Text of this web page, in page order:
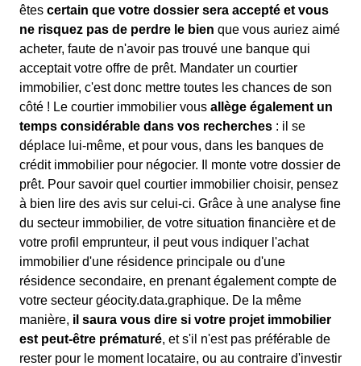
êtes certain que votre dossier sera accepté et vous
ne risquez pas de perdre le bien que vous auriez aimé
acheter, faute de n'avoir pas trouvé une banque qui
acceptait votre offre de prêt. Mandater un courtier
immobilier, c'est donc mettre toutes les chances de son
côté ! Le courtier immobilier vous allège également un
temps considérable dans vos recherches : il se
déplace lui-même, et pour vous, dans les banques de
crédit immobilier pour négocier. Il monte votre dossier de
prêt. Pour savoir quel courtier immobilier choisir, pensez
à bien lire des avis sur celui-ci. Grâce à une analyse fine
du secteur immobilier, de votre situation financière et de
votre profil emprunteur, il peut vous indiquer l'achat
immobilier d'une résidence principale ou d'une
résidence secondaire, en prenant également compte de
votre secteur géocity.data.graphique. De la même
manière, il saura vous dire si votre projet immobilier
est peut-être prématuré, et s'il n'est pas préférable de
rester pour le moment locataire, ou au contraire d'investir